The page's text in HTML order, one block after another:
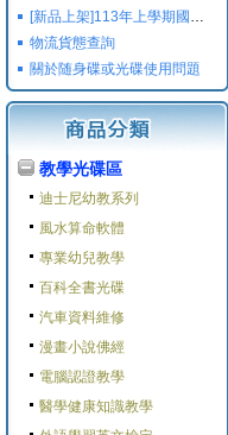
[新品上架]113年上學期國小國中高中命題光碟,校用卷,習作
物流貨態查詢
關於随身碟或光碟使用問題
教學光碟區
迪士尼幼教系列
風水算命軟體
專業幼兒教學
百科全書光碟
汽車資料維修
漫畫小說佛經
電腦認證教學
醫學健康知識教學